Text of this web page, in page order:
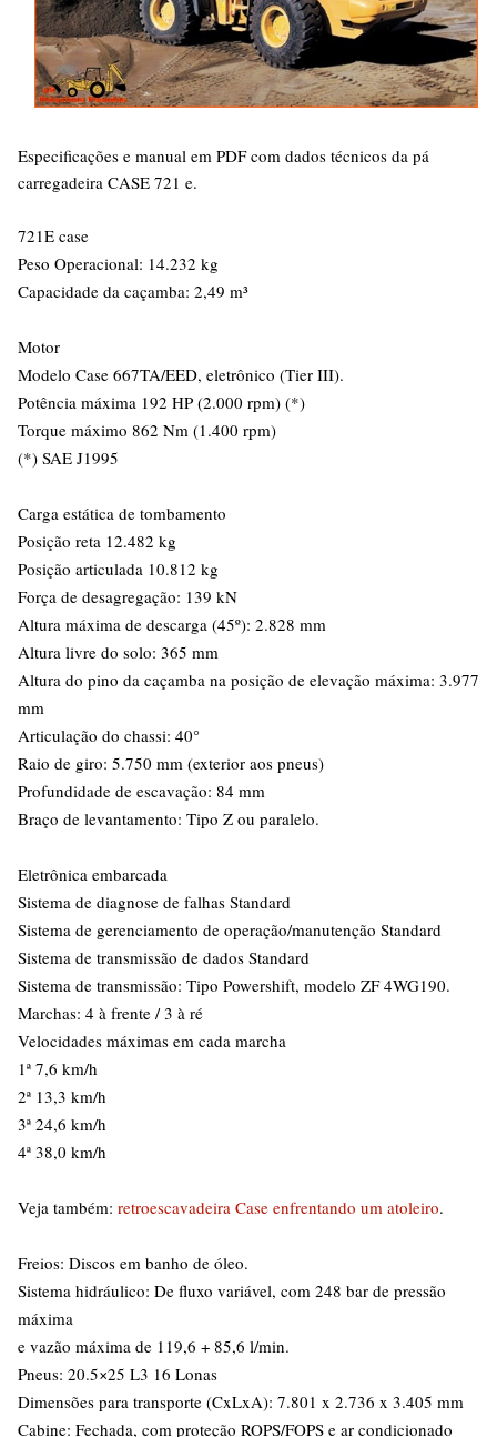
Especificações e manual em PDF com dados técnicos da pá
carregadeira CASE 721 e.
721E case
Peso Operacional: 14.232 kg
Capacidade da caçamba: 2,49 m³
Motor
Modelo Case 667TA/EED, eletrônico (Tier III).
Potência máxima 192 HP (2.000 rpm) (*)
Torque máximo 862 Nm (1.400 rpm)
(*) SAE J1995
Carga estática de tombamento
Posição reta 12.482 kg
Posição articulada 10.812 kg
Força de desagregação: 139 kN
Altura máxima de descarga (45º): 2.828 mm
Altura livre do solo: 365 mm
Altura do pino da caçamba na posição de elevação máxima: 3.977
mm
Articulação do chassi: 40°
Raio de giro: 5.750 mm (exterior aos pneus)
Profundidade de escavação: 84 mm
Braço de levantamento: Tipo Z ou paralelo.
Eletrônica embarcada
Sistema de diagnose de falhas Standard
Sistema de gerenciamento de operação/manutenção Standard
Sistema de transmissão de dados Standard
Sistema de transmissão: Tipo Powershift, modelo ZF 4WG190.
Marchas: 4 à frente / 3 à ré
Velocidades máximas em cada marcha
1ª 7,6 km/h
2ª 13,3 km/h
3ª 24,6 km/h
4ª 38,0 km/h
Veja também: retroescavadeira Case enfrentando um atoleiro.
Freios: Discos em banho de óleo.
Sistema hidráulico: De fluxo variável, com 248 bar de pressão
máxima
e vazão máxima de 119,6 + 85,6 l/min.
Pneus: 20.5×25 L3 16 Lonas
Dimensões para transporte (CxLxA): 7.801 x 2.736 x 3.405 mm
Cabine: Fechada, com proteção ROPS/FOPS e ar condicionado